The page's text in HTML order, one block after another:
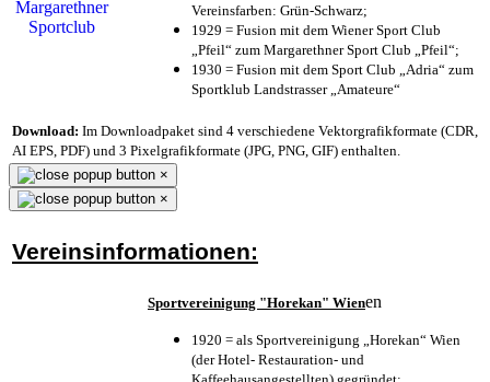
Vereinsfarben: Grün-Schwarz;
1929 = Fusion mit dem Wiener Sport Club
„Pfeil“ zum Margarethner Sport Club „Pfeil“;
1930 = Fusion mit dem Sport Club „Adria“ zum
Sportklub Landstrasser „Amateure“
Download: Im Downloadpaket sind 4 verschiedene Vektorgrafikformate (CDR,
AI EPS, PDF) und 3 Pixelgrafikformate (JPG, PNG, GIF) enthalten.
×
×
Vereinsinformationen:
Sportvereinigung "Horekan" Wienen
1920 = als Sportvereinigung „Horekan“ Wien
(der Hotel- Restauration- und